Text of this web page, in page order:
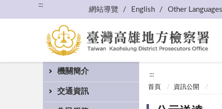
:::
網站導覽 English Other
機關簡介
交通資訊
:::
首頁 資訊公開